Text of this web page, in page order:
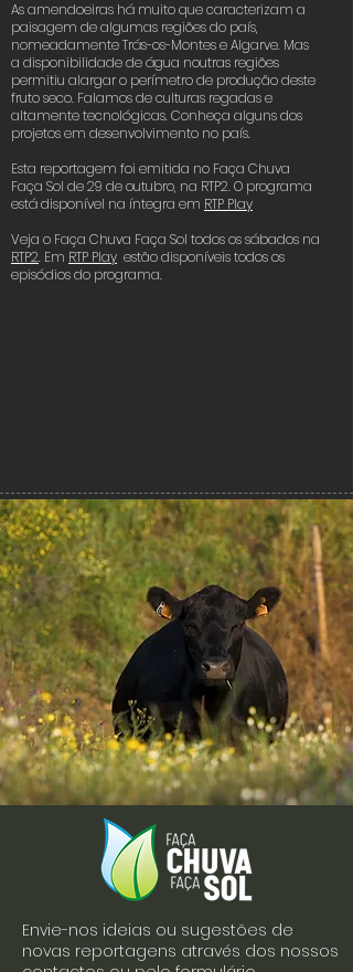
As amendoeiras há muito que caracterizam a
paisagem de algumas regiões do país,
nomeadamente Trás-os-Montes e Algarve. Mas
a disponibilidade de água noutras regiões
permitiu alargar o perímetro de produção deste
fruto seco. Falamos de culturas regadas e
altamente tecnológicas. Conheça alguns dos
projetos em desenvolvimento no país.
Esta reportagem foi emitida no Faça Chuva
Faça Sol de 29 de outubro, na RTP2. O programa
está disponível na íntegra em RTP Play
Veja o Faça Chuva Faça Sol todos os sábados na
RTP2. Em RTP Play estão disponíveis todos os
episódios do programa.
Envie-nos ideias ou sugestões de
novas reportagens através dos nossos